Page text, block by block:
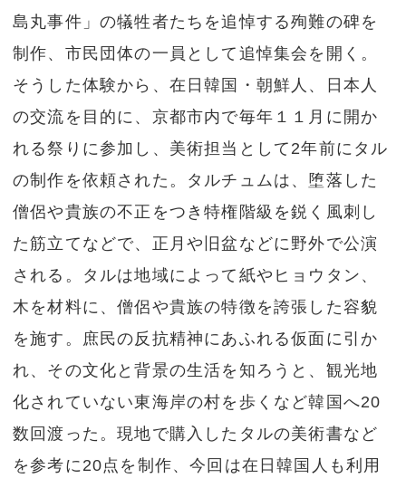
島丸事件」の犠牲者たちを追悼する殉難の碑を
制作、市民団体の一員として追悼集会を開く。
そうした体験から、在日韓国・朝鮮人、日本人
の交流を目的に、京都市内で毎年１１月に開か
れる祭りに参加し、美術担当として2年前にタル
の制作を依頼された。タルチュムは、堕落した
僧侶や貴族の不正をつき特権階級を鋭く風刺し
た筋立てなどで、正月や旧盆などに野外で公演
される。タルは地域によって紙やヒョウタン、
木を材料に、僧侶や貴族の特徴を誇張した容貌
を施す。庶民の反抗精神にあふれる仮面に引か
れ、その文化と背景の生活を知ろうと、観光地
化されていない東海岸の村を歩くなど韓国へ20
数回渡った。現地で購入したタルの美術書など
を参考に20点を制作、今回は在日韓国人も利用